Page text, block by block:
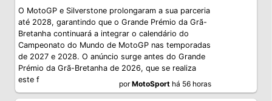
O MotoGP e Silverstone prolongaram a sua parceria
até 2028, garantindo que o Grande Prémio da Grã-
Bretanha continuará a integrar o calendário do
Campeonato do Mundo de MotoGP nas temporadas
de 2027 e 2028. O anúncio surge antes do Grande
Prémio da Grã-Bretanha de 2026, que se realiza
este f
porMotoSport há 56 horas